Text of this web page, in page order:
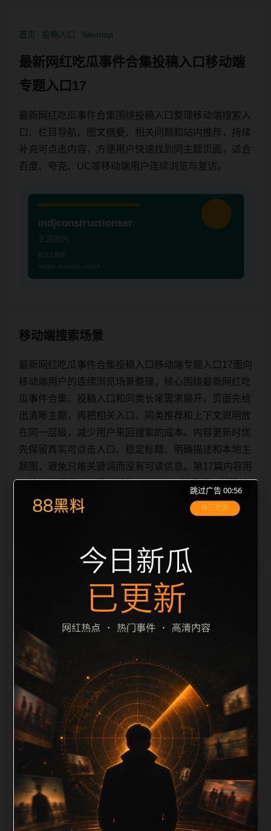
首页 投稿入口 Sitemap
最新网红吃瓜事件合集投稿入口移动端
专题入口17
最新网红吃瓜事件合集围绕投稿入口整理移动端搜索入
口、栏目导航、图文摘要、相关问题和站内推荐，持续
补充可点击内容，方便用户快速找到同主题页面，适合
百度、夸克、UC等移动端用户连续浏览与复访。
移动端搜索场景
最新网红吃瓜事件合集投稿入口移动端专题入口17面向
移动端用户的连续浏览场景整理，核心围绕最新网红吃
瓜事件合集、投稿入口和同类长尾需求展开。页面先给
出清晰主题，再把相关入口、同类推荐和上下文说明放
在同一层级，减少用户来回搜索的成本。内容更新时优
先保留真实可点击入口、稳定标题、明确描述和本地主
题图，避免只堆关键词而没有可读信息。第17篇内容用
于补齐栏目深度，同时帮助 sitemap、栏目页、首页推
荐形成更自然的内链关系。图片说明统一绑定站点主关
键词、栏目词和文章标题，让搜索引擎能够从标题、正
之间识别一致主题。后续每日采集时，建议继续执行远
程图片本地化、坏图默认图兜底、标题去重和
description 长度过滤。如果同一主题下有多个相近页
面，应通过不同角度补充事件背景、访问场景、相关问
题或专题入口，降低站群页面之间的重复感。页面底部
保留同类推荐、上一篇下一篇和 sitemap 入口，保证重
要页面点击深度尽量控制在三次以内。正文维护时可按
用户搜索路径补充三类信息：入口是否稳定、同栏目还
有哪些可继续阅读、移动端打开时图片和摘要是否一
致。每次新增内容后同步检查标题、description、
canonical、主题图、alt、title和推荐链接，确保页面既
能被搜索引擎理解，也能让真实
跳过广告 00:56